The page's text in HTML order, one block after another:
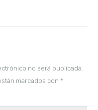
no será publicada.
marcados con *